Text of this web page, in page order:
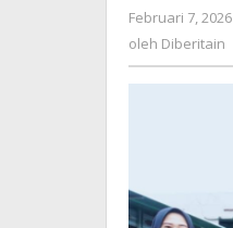
Februari 7, 2026
oleh Diberitain